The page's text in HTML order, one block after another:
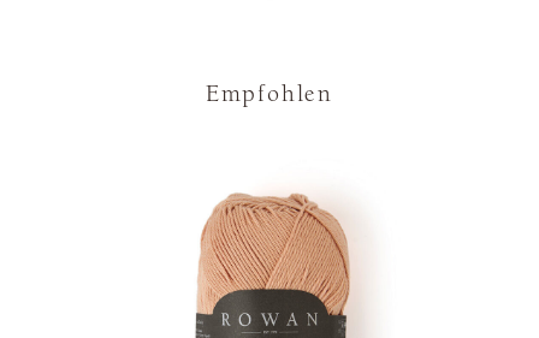
Empfohlen